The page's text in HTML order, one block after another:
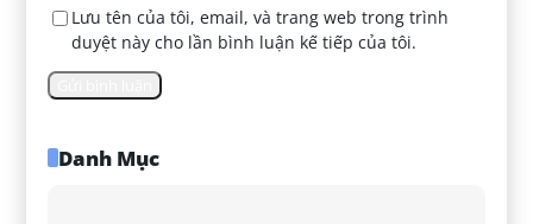
Lưu tên của tôi, email, và trang web trong trình
duyệt này cho lần bình luận kế tiếp của tôi.
Danh Mục